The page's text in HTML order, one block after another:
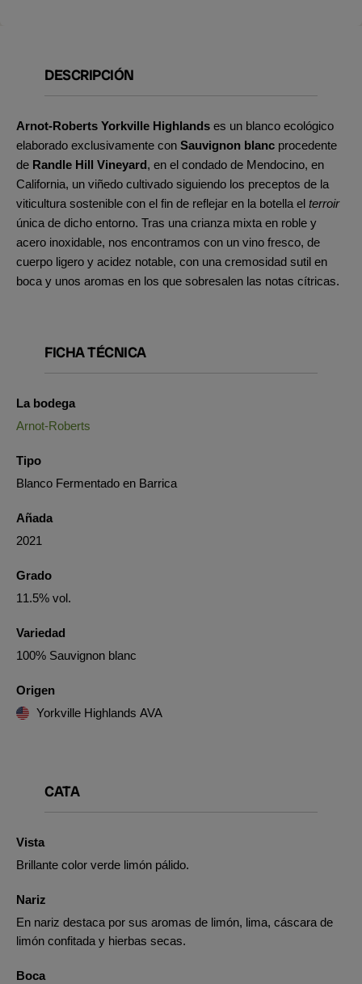
DESCRIPCIÓN
Arnot-Roberts Yorkville Highlands es un blanco ecológico
elaborado exclusivamente con Sauvignon blanc procedente
de Randle Hill Vineyard, en el condado de Mendocino, en
California, un viñedo cultivado siguiendo los preceptos de la
viticultura sostenible con el fin de reflejar en la botella el terroir
única de dicho entorno. Tras una crianza mixta en roble y
acero inoxidable, nos encontramos con un vino fresco, de
cuerpo ligero y acidez notable, con una cremosidad sutil en
boca y unos aromas en los que sobresalen las notas cítricas.
FICHA TÉCNICA
La bodega
Arnot-Roberts
Tipo
Blanco Fermentado en Barrica
Añada
2021
Grado
11.5% vol.
Variedad
100% Sauvignon blanc
Origen
Yorkville Highlands AVA
CATA
Vista
Brillante color verde limón pálido.
Nariz
En nariz destaca por sus aromas de limón, lima, cáscara de
limón confitada y hierbas secas.
Boca